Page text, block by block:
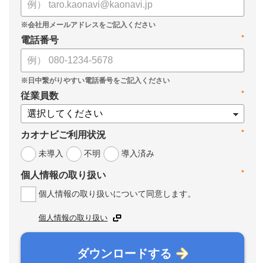
*
電話番号
*
従業員数
*
カオナビご利用状況
未導入
不明 導入済み
*
個人情報の取り扱い
個人情報の取り扱いについて同意します。
個人情報の取り扱い
ダウンロードする